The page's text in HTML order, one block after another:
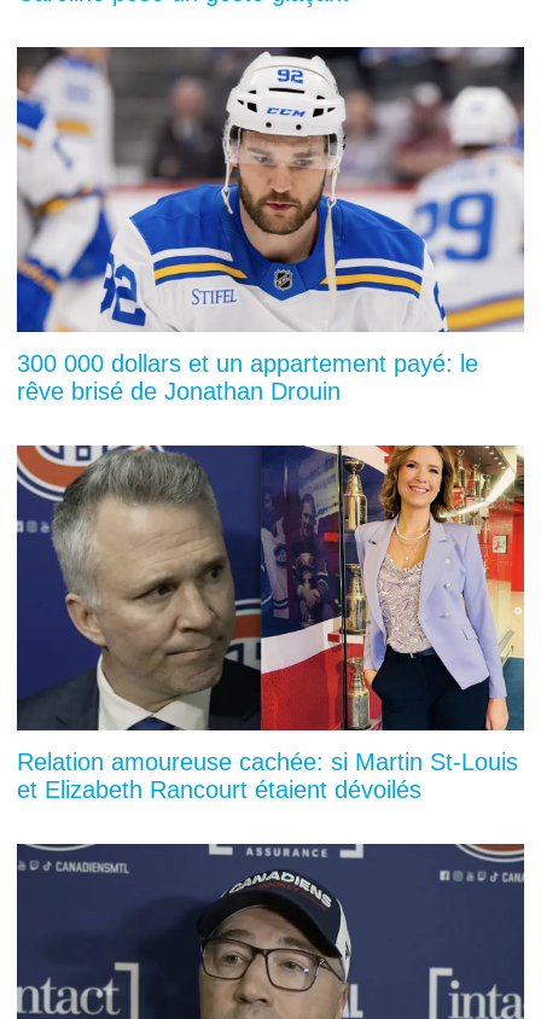
300 000 dollars et un appartement payé: le
rêve brisé de Jonathan Drouin
Relation amoureuse cachée: si Martin St-Louis
et Elizabeth Rancourt étaient dévoilés